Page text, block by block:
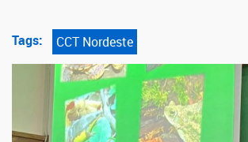
Tags: CCT Nordeste